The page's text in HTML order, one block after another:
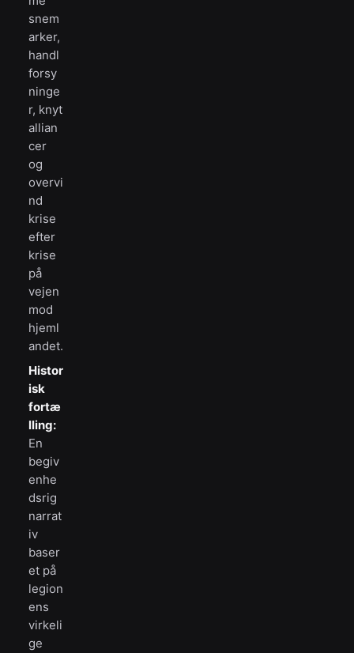
snem
arker,
handl
forsy
ninge
r, knyt
allian
cer
og
overvi
nd
krise
efter
krise
på
vejen
mod
hjeml
andet.
Histor
isk
fortæ
lling:
En
begiv
enhe
dsrig
narrat
iv
baser
et på
legion
ens
virkeli
ge